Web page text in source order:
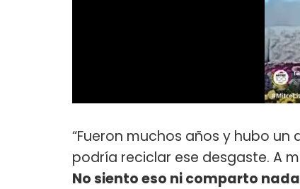
“Fueron muchos años y hubo
podría reciclar ese desgaste. A
No siento eso ni comparto